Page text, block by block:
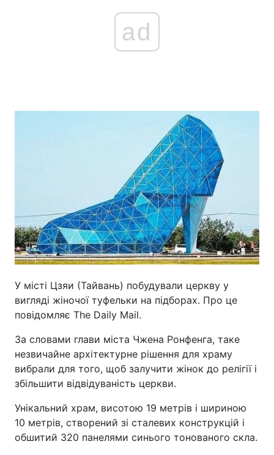
ad
У місті Цзяи (Тайвань) побудували церкву у
вигляді жіночої туфельки на підборах. Про це
повідомляє The Daily Mail.
За словами глави міста Чжена Ронфенга, таке
незвичайне архітектурне рішення для храму
вибрали для того, щоб залучити жінок до релігії і
збільшити відвідуваність церкви.
Унікальний храм, висотою 19 метрів і шириною
10 метрів, створений зі сталевих конструкцій і
обшитий 320 панелями синього тонованого скла.